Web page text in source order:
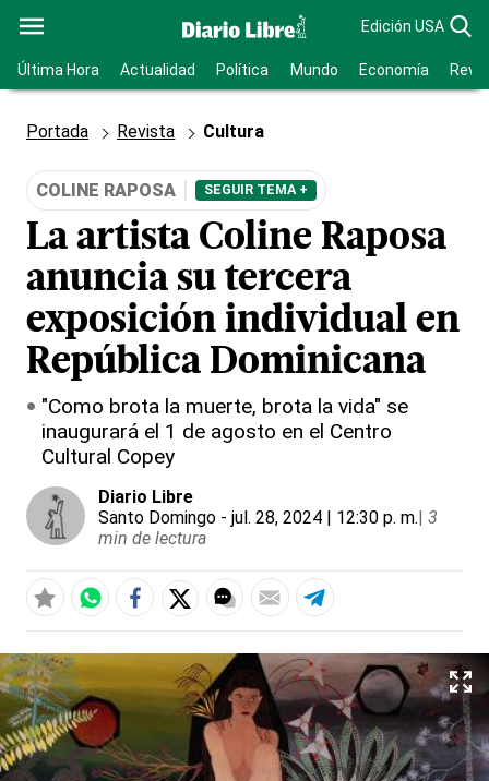
Edición USA
Última Hora Actualidad Política Mundo Economía
Portada Revista Cultura
COLINE RAPOSA SEGUIR TEMA +
La artista Coline Raposa
anuncia su tercera
exposición individual en
República Dominicana
"Como brota la muerte, brota la vida" se
inaugurará el 1 de agosto en el Centro
Cultural Copey
Diario Libre
Santo Domingo - jul. 28, 2024 | 12:30 p. m.| 3
min de lectura